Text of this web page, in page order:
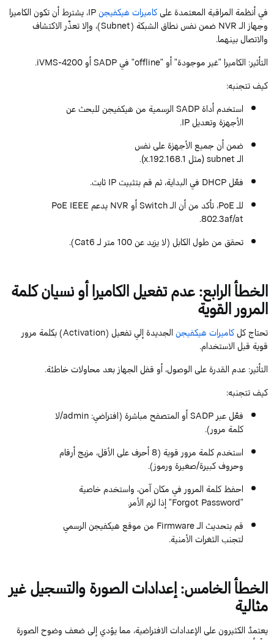
في أنظمة المراقبة المعتمدة علىكاميراتهيكفيجنIP، يشترط أن تكون الكاميرا
وجهاز الـNVRضمن نفس نطاق الشبكة (Subnet)، وإلا تعذّر الاكتشاف
والاتصال بينهما.
التأثير: الكاميرا "غير موجودة" أو "offline" فيSADPأوiVMS-4200.
كيف تتجنبه:
استخدم أداةSADPالرسمية منهيكفيجنللبحث عن
الأجهزة وتعديلIP.
ضمن أن جميع الأجهزة على نفس
الـsubnet(مثل 192.168.1
.
x).
فعّلDHCP في البداية، ثم قم بتثبيتIPثابت.
للـPoE، تأكد من أن الـSwitchأو NVRيدعم PoEIEEE
802.3af/at
.
تحقق من طول الكابل (لا يزيد عن100متر لـCat6).
الخطأ الرابع: عدم تفعيل الكاميرا أو نسيان كلمة
المرور القوية
تحتاج كلكاميراتهيكفيجنالجديدة إلي تفعيل (Activation) بكلمة مرور
قوية قبل الاستخدام.
التأثير: عدم القدرة على الوصول، أو قفل الجهاز بعد محاولات خاطئة.
كيف تتجنبه:
فعّل عبرSADPأو المتصفح مباشرة (افتراضي:admin/لا
كلمة مرور).
استخدم كلمة مرور قوية (8أحرف على الأقل، مزيج أرقام
وحروف كبيرة/صغيرة ورموز).
احفظ كلمة المرور في مكان آمن، واستخدم خاصية
"
ForgotPassword
" إذا لزم الأمر.
قم بتحديث الـFirmware من موقعهيكفيجنالرسمي
لتجنب الثغرات الأمنية.
الخطأ الخامس: إعدادات الصورة والتسجيل غير
مثالية
يعتمدُ الكثيرون على الإعدادات الافتراضية، مما يؤدي إلى ضعف وضوح الصورة